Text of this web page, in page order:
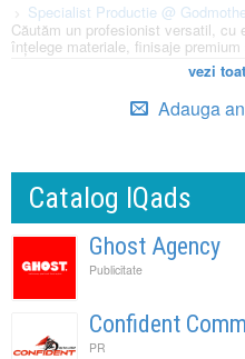
Specialist Productie @
Căutăm un profesionist versatil, cu
înțelege materiale, finisaje premium
vezi
Adauga
Catalog IQads
Ghost Agency
Publicitate
Confident
PR